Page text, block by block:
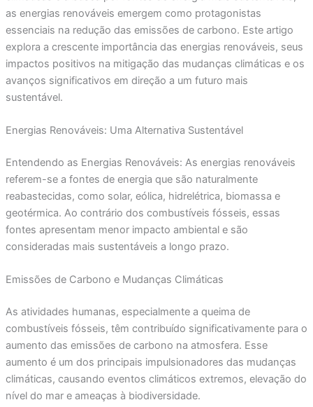
as energias renováveis emergem como protagonistas
essenciais na redução das emissões de carbono. Este artigo
explora a crescente importância das energias renováveis, seus
impactos positivos na mitigação das mudanças climáticas e os
avanços significativos em direção a um futuro mais
sustentável.
Energias Renováveis: Uma Alternativa Sustentável
Entendendo as Energias Renováveis: As energias renováveis
referem-se a fontes de energia que são naturalmente
reabastecidas, como solar, eólica, hidrelétrica, biomassa e
geotérmica. Ao contrário dos combustíveis fósseis, essas
fontes apresentam menor impacto ambiental e são
consideradas mais sustentáveis a longo prazo.
Emissões de Carbono e Mudanças Climáticas
As atividades humanas, especialmente a queima de
combustíveis fósseis, têm contribuído significativamente para o
aumento das emissões de carbono na atmosfera. Esse
aumento é um dos principais impulsionadores das mudanças
climáticas, causando eventos climáticos extremos, elevação do
nível do mar e ameaças à biodiversidade.